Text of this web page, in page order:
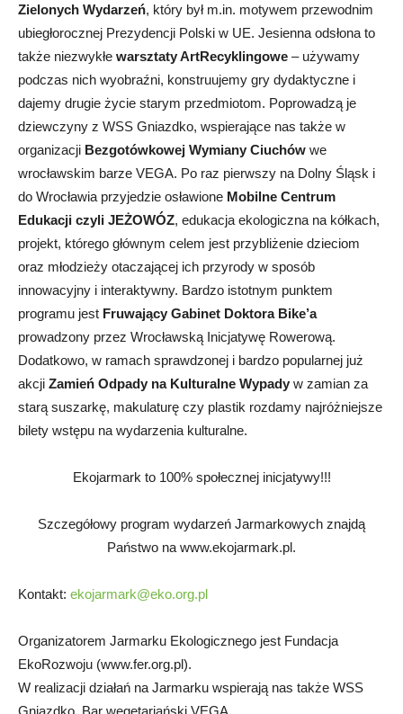
Zielonych Wydarzeń, który był m.in. motywem przewodnim
ubiegłorocznej Prezydencji Polski w UE. Jesienna odsłona to
także niezwykłe warsztaty ArtRecyklingowe – używamy
podczas nich wyobraźni, konstruujemy gry dydaktyczne i
dajemy drugie życie starym przedmiotom. Poprowadzą je
dziewczyny z WSS Gniazdko, wspierające nas także w
organizacji Bezgotówkowej Wymiany Ciuchów we
wrocławskim barze VEGA. Po raz pierwszy na Dolny Śląsk i
do Wrocławia przyjedzie osławione Mobilne Centrum
Edukacji czyli JEŻOWÓZ, edukacja ekologiczna na kółkach,
projekt, którego głównym celem jest przybliżenie dzieciom
oraz młodzieży otaczającej ich przyrody w sposób
innowacyjny i interaktywny. Bardzo istotnym punktem
programu jest Fruwający Gabinet Doktora Bike’a
prowadzony przez Wrocławską Inicjatywę Rowerową.
Dodatkowo, w ramach sprawdzonej i bardzo popularnej już
akcji Zamień Odpady na Kulturalne Wypady w zamian za
starą suszarkę, makulaturę czy plastik rozdamy najróżniejsze
bilety wstępu na wydarzenia kulturalne.
Ekojarmark to 100% społecznej inicjatywy!!!
Szczegółowy program wydarzeń Jarmarkowych znajdą
Państwo na www.ekojarmark.pl.
Kontakt: ekojarmark@eko.org.pl
Organizatorem Jarmarku Ekologicznego jest Fundacja
EkoRozwoju (www.fer.org.pl).
W realizacji działań na Jarmarku wspierają nas także WSS